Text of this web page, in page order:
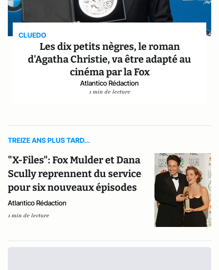
CLUEDO
Les dix petits nègres, le roman
d'Agatha Christie, va être adapté au
cinéma par la Fox
Atlantico Rédaction
1 min de lecture
TREIZE ANS PLUS TARD...
"X-Files": Fox Mulder et Dana
Scully reprennent du service
pour six nouveaux épisodes
Atlantico Rédaction
1 min de lecture